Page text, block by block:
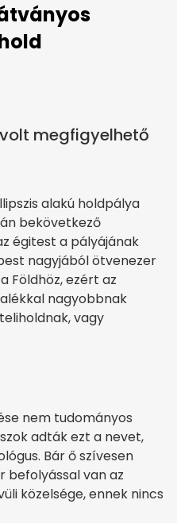
megfigyelhető
alakú holdpálya
bekövetkező
égitest a pályájának
nagyjából ötvenezer
Földhöz, ezért az
nagyobbnak
vagy
nem tudományos
adták ezt a nevet,
Bár ő szívesen
befolyással van az
közelsége, ennek nincs